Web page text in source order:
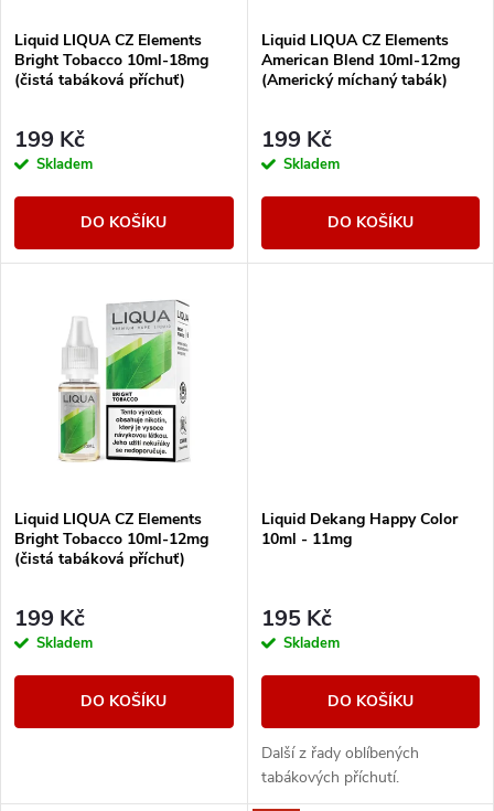
p
r
o
u
s
p
r
o
d
Liquid LIQUA CZ Elements
Bright Tobacco 10ml-18mg
(čistá tabáková příchuť)
199 Kč
Skladem
DO KOŠÍKU
Liquid LIQUA CZ Elements
American Blend 10ml-12mg
(Americký míchaný tabák)
199 Kč
Skladem
DO KOŠÍKU
Liquid LIQUA CZ Elements
Bright Tobacco 10ml-12mg
(čistá tabáková příchuť)
199 Kč
Skladem
DO KOŠÍKU
Liquid Dekang Happy Color
10ml - 11mg
195 Kč
Skladem
DO KOŠÍKU
Další z řady oblíbených
tabákových příchutí.